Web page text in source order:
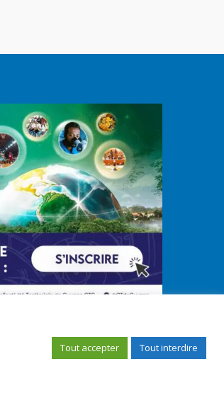
Tout accepter Tout interdire